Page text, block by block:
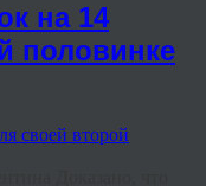
на 14
половинке